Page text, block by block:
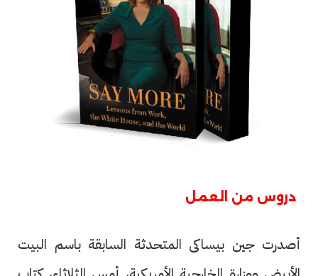
دروس من العمل
أصدرت جين بيساكى المتحدثة السابقة باسم البيت